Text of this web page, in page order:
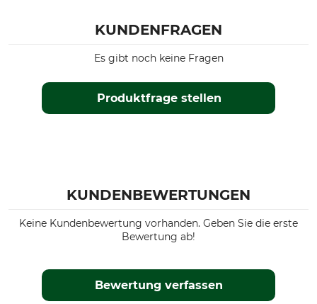
KUNDENFRAGEN
Produktfrage stellen
Es gibt noch keine Fragen
KUNDENBEWERTUNGEN
Keine Kundenbewertung vorhanden. Geben Sie die erste
Bewertung ab!
Bewertung verfassen